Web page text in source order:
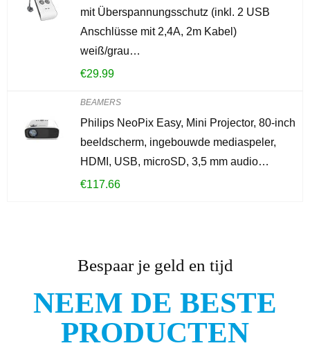
mit Überspannungsschutz (inkl. 2 USB
Anschlüsse mit 2,4A, 2m Kabel)
weiß/grau…
€29.99
BEAMERS
Philips NeoPix Easy, Mini Projector, 80-inch
beeldscherm, ingebouwde mediaspeler,
HDMI, USB, microSD, 3,5 mm audio…
€117.66
Bespaar je geld en tijd
NEEM DE BESTE
PRODUCTEN